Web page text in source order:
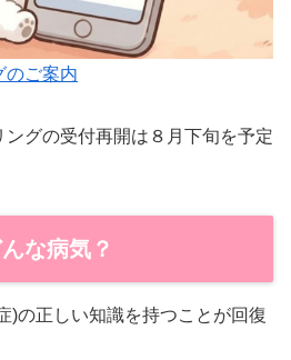
ご案内
ングの受付再開は８月下旬を予定
な病気？
)の正しい知識を持つことが回復